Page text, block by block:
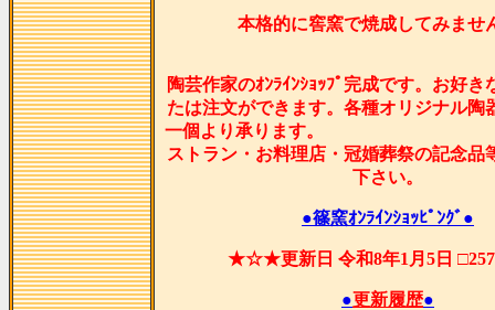
本格的に窖窯で焼成してみませ
陶芸作家のｵﾝﾗｲﾝｼｮｯﾌﾟ完成です。お好き
たは注文ができます。各種オリジナル陶
一個より承りま
ストラン・お料理店・冠婚葬祭の記念品
下さい。
●篠窯ｵﾝﾗｲﾝｼｮｯﾋﾟﾝｸﾞ●
★☆★更新日 令和8年1月5日
●更新履歴●